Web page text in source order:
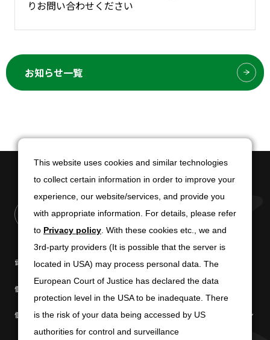
りお問い合わせください
お知らせ一覧
電子公告 免責条項
個人情報の取扱いについて
個人情報の共同利用について 商標使用に関するガイドライン
This website uses cookies and similar technologies
to collect certain information in order to improve your
experience, our website/services, and provide you
with appropriate information. For details, please refer
to Privacy policy . With these cookies etc., we and
3rd-party providers (It is possible that the server is
located in USA) may process personal data. The
European Court of Justice has declared the data
protection level in the USA to be inadequate. There
is the risk of your data being accessed by US
authorities for control and surveillance
This website uses cookies and similar technologies
to collect certain information in order to improve your
experience, our website/services, and provide you
with appropriate information. For details, please refer
to Privacy policy . With these cookies etc., we and
3rd-party providers (It is possible that the server is
located in USA) may process personal data. The
European Court of Justice has declared the data
protection level in the USA to be inadequate. There
is the risk of your data being accessed by US
authorities for control and surveillance